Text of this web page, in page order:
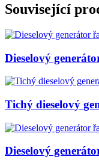
Související
Dieselový
Tichý dieselový
Dieselový